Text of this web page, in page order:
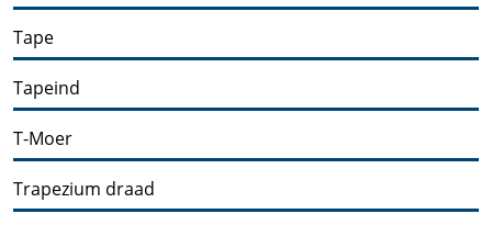
Tape
Tapeind
T-Moer
Trapezium draad